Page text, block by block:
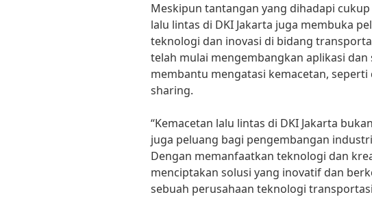
Meskipun tantangan yang dihadapi
lalu lintas di DKI Jakarta juga membuka
teknologi dan inovasi di bidang
telah mulai mengembangkan aplikasi
membantu mengatasi kemacetan,
sharing.
“Kemacetan lalu lintas di DKI Jakarta
juga peluang bagi pengembangan
Dengan memanfaatkan teknologi dan
menciptakan solusi yang inovatif dan
sebuah perusahaan teknologi